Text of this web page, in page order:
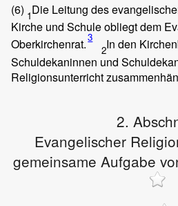
(6) 1Die Leitung des
Kirche und Schule obliegt dem
Oberkirchenrat.3
2In den
Schuldekaninnen und
Religionsunterricht
2.
Evangelischer
gemeinsame Aufgabe